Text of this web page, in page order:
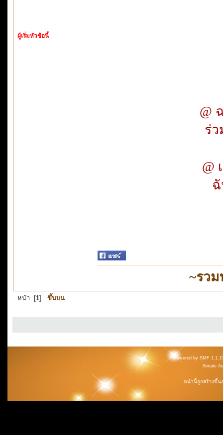
ผู้เริ่มหัวข้อนี้
@
ร่
@
~รว
หน้า: [1] ขึ้นบน
Powered by SMF
Simple
หน้านี้ถูกสร้างขึ้น